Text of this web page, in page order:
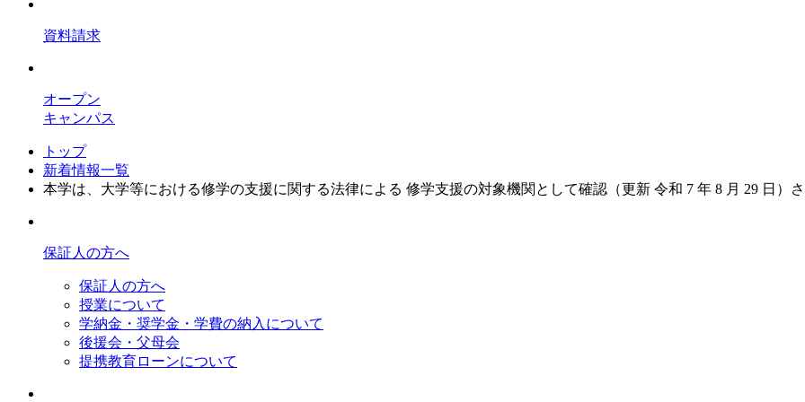
資料請求
オープン
キャンパス
トップ
新着情報一覧
本学は、大学等における修学の支援に関する法律による 修学支援の対象機関として確認（更新 令和 7 年 8 月 29 日）
保証人の方へ
保証人の方へ
授業について
学納金・奨学金・学費の納入について
後援会・父母会
提携教育ローンについて